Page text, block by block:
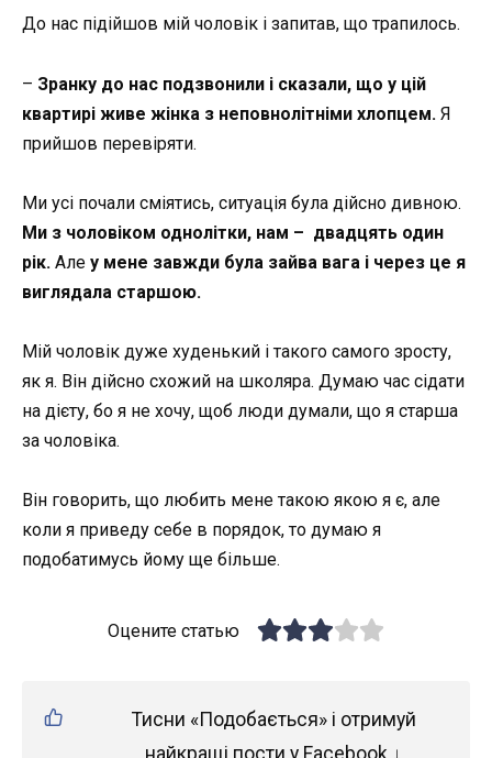
До нас підійшов мій чоловік і запитав, що трапилось.
– Зранку до нас подзвонили і сказали, що у цій
квартирі живе жінка з неповнолітніми хлопцем. Я
прийшов перевіряти.
Ми усі почали сміятись, ситуація була дійсно дивною.
Ми з чоловіком однолітки, нам – двадцять один
рік. Але у мене завжди була зайва вага і через це я
виглядала старшою.
Мій чоловік дуже худенький і такого самого зросту,
як я. Він дійсно схожий на школяра. Думаю час сідати
на дієту, бо я не хочу, щоб люди думали, що я старша
за чоловіка.
Він говорить, що любить мене такою якою я є, але
коли я приведу себе в порядок, то думаю я
подобатимусь йому ще більше.
Оцените статью
Тисни «Подобається» і отримуй